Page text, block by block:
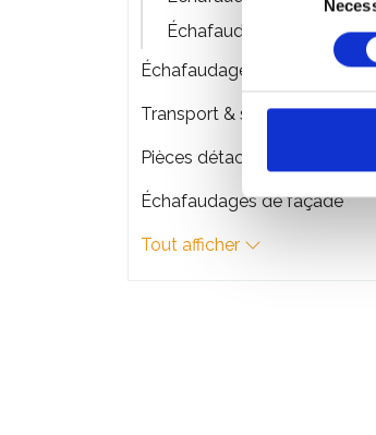
Selection
Échafaudage 1 personne
Échafaudages pliant
Transport &
Pièces détachées
Échafaudages de façade
Tout afficher